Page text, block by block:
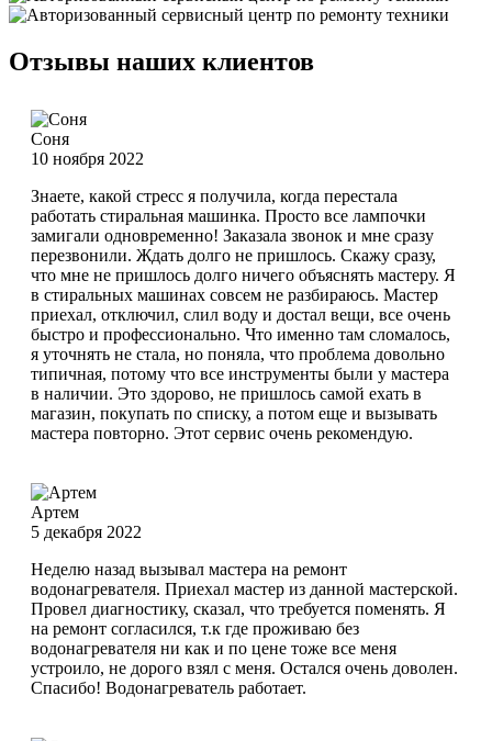
Отзывы наших клиентов
Соня
10 ноября 2022
Знаете, какой стресс я получила, когда перестала
работать стиральная машинка. Просто все лампочки
замигали одновременно! Заказала звонок и мне сразу
перезвонили. Ждать долго не пришлось. Скажу сразу,
что мне не пришлось долго ничего объяснять мастеру. Я
в стиральных машинах совсем не разбираюсь. Мастер
приехал, отключил, слил воду и достал вещи, все очень
быстро и профессионально. Что именно там сломалось,
я уточнять не стала, но поняла, что проблема довольно
типичная, потому что все инструменты были у мастера
в наличии. Это здорово, не пришлось самой ехать в
магазин, покупать по списку, а потом еще и вызывать
мастера повторно. Этот сервис очень рекомендую.
Артем
5 декабря 2022
Неделю назад вызывал мастера на ремонт
водонагревателя. Приехал мастер из данной мастерской.
Провел диагностику, сказал, что требуется поменять. Я
на ремонт согласился, т.к где проживаю без
водонагревателя ни как и по цене тоже все меня
устроило, не дорого взял с меня. Остался очень доволен.
Спасибо! Водонагреватель работает.